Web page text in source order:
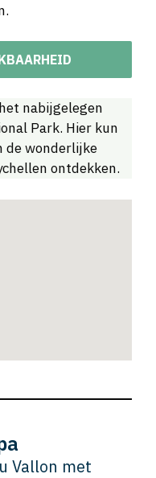
nabijgelegen
Park. Hier kun
de wonderlijke
ontdekken.
Vallon met